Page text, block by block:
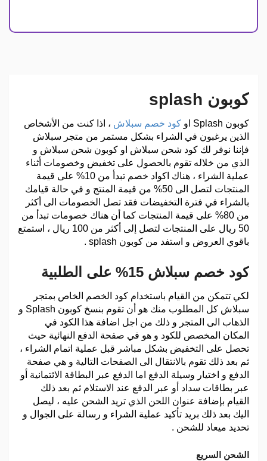
كوبون splash
كوبون Splash او كود خصم سبلاش ، اذا كنت من الأشخاص
الذين يرغبون في الشراء بشكل مستمر من متجر سبلاش
فإننا نوفر لك كود شحن سبلاش او كوبون شحن سبلاش و
الذي من خلاله تقوم بالحصول على تخفيض وخصومات أثناء
عملية الشراء ، هناك اكواد خصم تبدأ من 10% على قيمة
المنتجات لتصل الى 50% من قيمة المنتج و في حالة قيامك
بالشراء في فترة التخفيضات فقد تصل الخصومات الى أكثر
من 80% على قيمة المنتجات كما أن هناك خصومات تبدأ من
50 ريال على المنتجات لتصل إلى أكثر من 100 ريال ، استمتع
باقوي العروض و استفد من كوبون splash .
كود خصم سبلاش 15% على الطلبية
لكي تتمكن من القيام باستخدام كود الخصم الخاص بمتجر
سبلاش كل المطلوب منك هو أن تقوم بنسخ كوبون Splash و
الذهاب الى المتجر و ذلك من اجل اضافة هذا الكود في
المكان المخصص للكود و هو في صفحة الدفع النهائية حيث
تحصل على التخفيض بشكل مباشر قبل عملية اتمام الشراء ،
ثم بعد ذلك تقوم بالانتقال الى الصفحات التالية و هي صفحة
الدفع و اختيار وسيلة الدفع اما الدفع عبر البطاقة الائتمانية أو
عبر بطاقات سداد أو عبر الدفع عند الاستلام ثم بعد ذلك
القيام بإضافة عنوان اللحن الذي تريد الشحن عليه ، ليصل
اليك بعد ذلك بريد تأكيد عملية الشراء و رسالة على الجوال و
تحديد ميعاد للشحن .
الشحن السريع